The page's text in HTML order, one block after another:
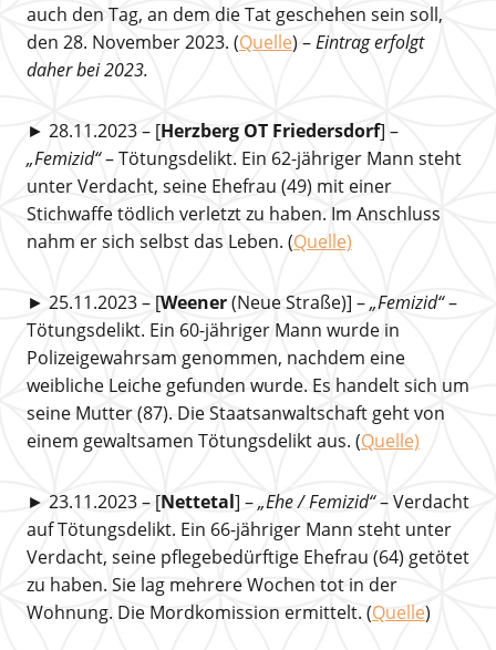
auch den Tag, an dem die Tat geschehen sein soll,
den 28. November 2023. (Quelle) –Eintrag erfolgt
daher bei 2023.
► 28.11.2023 – [Herzberg OT Friedersdorf] –
„Femizid“– Tötungsdelikt. Ein 62-jähriger Mann steht
unter Verdacht, seine Ehefrau (49) mit einer
Stichwaffe tödlich verletzt zu haben. Im Anschluss
nahm er sich selbst das Leben. (Quelle)
► 25.11.2023 – [Weener(Neue Straße)] –„Femizid“–
Tötungsdelikt. Ein 60-jähriger Mann wurde in
Polizeigewahrsam genommen, nachdem eine
weibliche Leiche gefunden wurde. Es handelt sich um
seine Mutter (87). Die Staatsanwaltschaft geht von
einem gewaltsamen Tötungsdelikt aus. (Quelle)
► 23.11.2023 – [Nettetal] –„Ehe / Femizid“– Verdacht
auf Tötungsdelikt. Ein 66-jähriger Mann steht unter
Verdacht, seine pflegebedürftige Ehefrau (64) getötet
zu haben. Sie lag mehrere Wochen tot in der
Wohnung. Die Mordkomission ermittelt. (Quelle)